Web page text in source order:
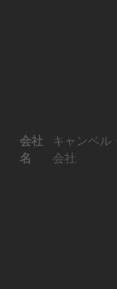
会社
名
キャンベル
会社